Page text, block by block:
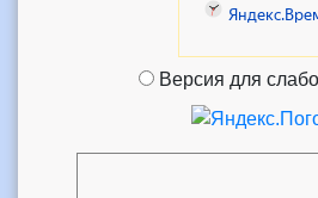
Версия для